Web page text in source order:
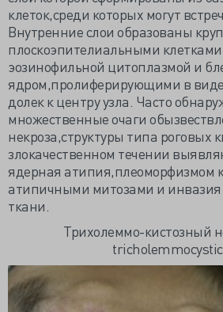
клеток,среди которых могут
Внутренние слои образованы
плоскоэпителиальными
эозинофильной цитоплазмой и
ядром,пролиферирующими в
долек к центру узла. Часто
множественные очаги
некроза,структуры типа роговых
злокачественном течении
ядерная атипия,плеоморфизмом
атипичными митозами и
ткани.
Трихолеммо-кистозный